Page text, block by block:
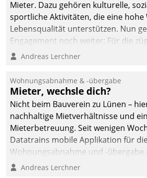
Mieter. Dazu gehören kulturelle,
sportliche Aktivitäten, die eine hohe
Lebensqualität unterstützen. Nun
Engagement noch weiter: Für die
von Beschwerden – oder Lob –
und Beschwerde-Management einen
ein.
Andreas Lerchner
Wohnungsabnahme & -übergabe
Mieter, wechsle dich?
Nicht beim Bauverein zu Lünen –
nachhaltige Mietverhältnisse und
Mieterbetreuung. Seit wenigen
Datatrains mobile Applikation für die
Wohnungsabnahme und -übergabe
Mieter wohlgeordnet kommen und,
Andreas Lerchner